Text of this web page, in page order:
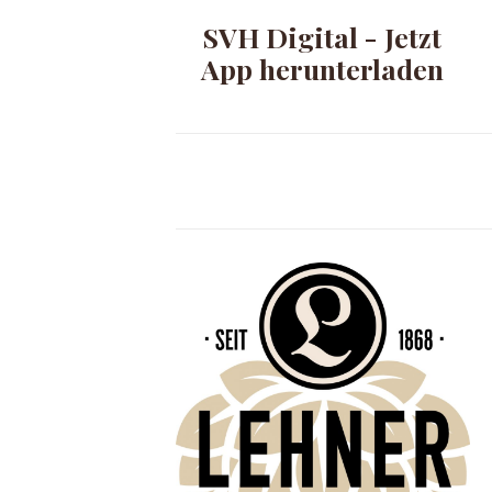
SVH Digital - Jetzt
App herunterladen